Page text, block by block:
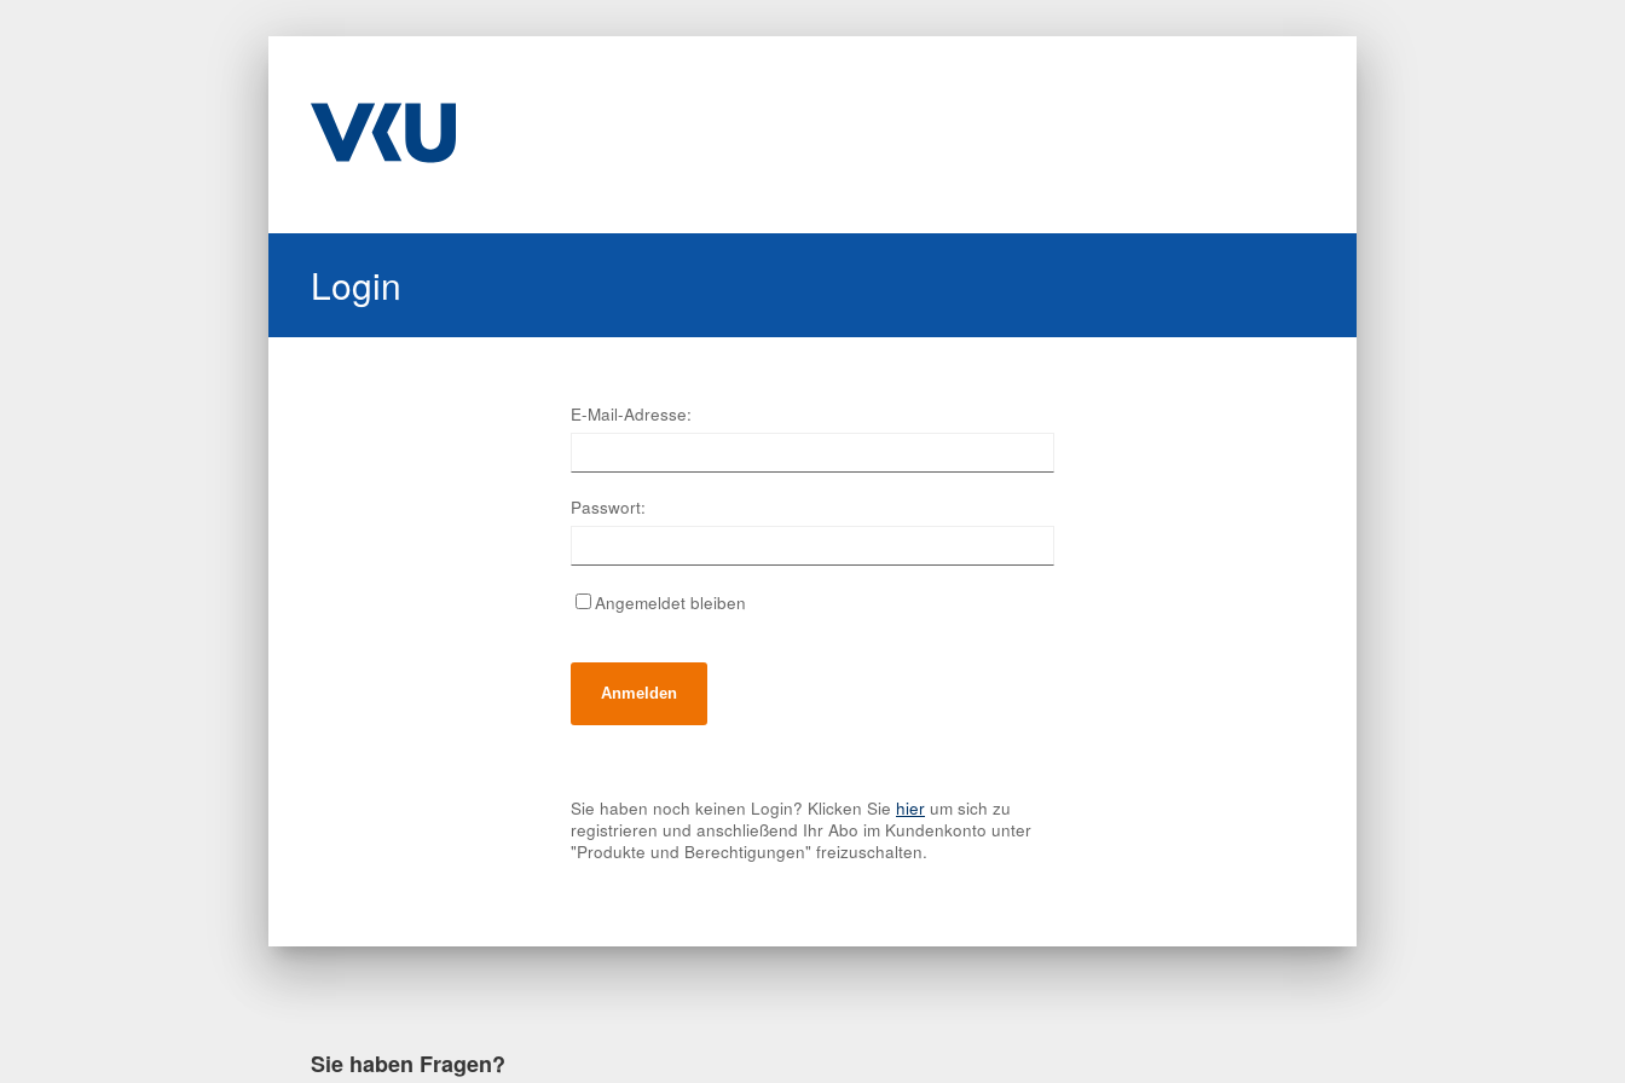
Login
E-Mail-Adresse:
Passwort:
Angemeldet bleiben
Sie haben noch keinen Login? Klicken Sie hier um sich zu
registrieren und anschließend Ihr Abo im Kundenkonto unter
"Produkte und Berechtigungen" freizuschalten.
Sie haben Fragen?